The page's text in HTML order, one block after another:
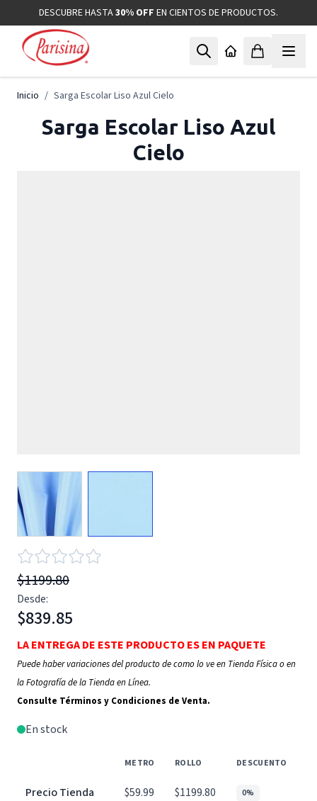
Ir al contenidoDESCUBRE HASTA30% OFF EN CIENTOS DE PRODUCTOS.
Inicio / Sarga Escolar Liso Azul Cielo
Sarga Escolar Liso Azul
Cielo
View larger image
$1199.80
Desde:
$839.85
LA ENTREGA DE ESTE PRODUCTO ES EN PAQUETE
Puede haber variaciones del producto de como lo ve en Tienda Física o en
la Fotografía de la Tienda en Línea.
Consulte Términos y Condiciones de Venta.
En stock
METRO ROLLO DESCUENTO
Precio Tienda $59.99 $1199.80 0%